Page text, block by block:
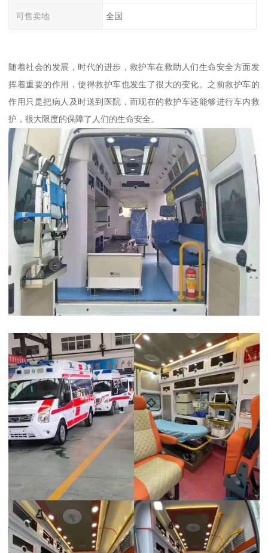
可售卖地 全国
随着社会的发展，时代的进步，救护车在救助人们生命安全方面发
挥着重要的作用，使得救护车也发生了很大的变化。之前救护车的
作用只是把病人及时送到医院，而现在的救护车还能够进行车内救
护，很大限度的保障了人们的生命安全。